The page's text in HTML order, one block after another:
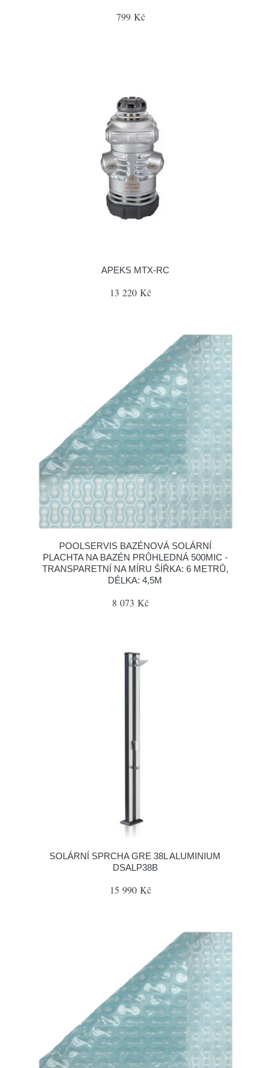
799 Kč
APEKS MTX-RC
13 220 Kč
POOLSERVIS BAZÉNOVÁ SOLÁRNÍ
PLACHTA NA BAZÉN PRŮHLEDNÁ 500MIC -
TRANSPARETNÍ NA MÍRU ŠÍŘKA: 6 METRŮ,
DÉLKA: 4,5M
8 073 Kč
SOLÁRNÍ SPRCHA GRE 38L ALUMINIUM
DSALP38B
15 990 Kč